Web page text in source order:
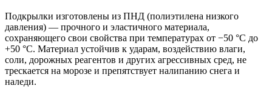
Подкрылки изготовлены из ПНД (полиэтилена низкого
давления) — прочного и эластичного материала,
сохраняющего свои свойства при температурах от −50 °C до
+50 °C. Материал устойчив к ударам, воздействию влаги,
соли, дорожных реагентов и других агрессивных сред, не
трескается на морозе и препятствует налипанию снега и
наледи.